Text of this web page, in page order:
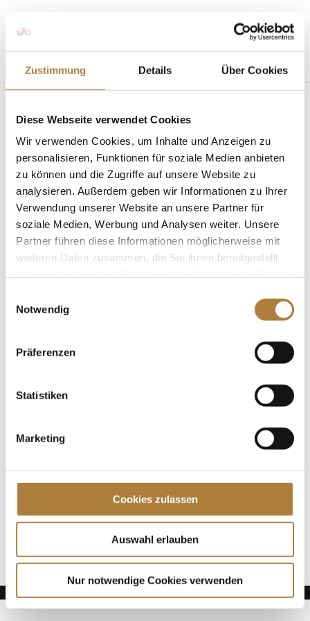
Zustimmung Details Über Cookies
Diese Webseite verwendet Cookies
Wir verwenden Cookies, um Inhalte und Anzeigen zu
personalisieren, Funktionen für soziale Medien anbieten
zu können und die Zugriffe auf unsere Website zu
analysieren. Außerdem geben wir Informationen zu Ihrer
Verwendung unserer Website an unsere Partner für
soziale Medien, Werbung und Analysen weiter. Unsere
Partner führen diese Informationen möglicherweise mit
weiteren Daten zusammen, die Sie ihnen bereitgestellt
Notwendig
Präferenzen
Statistiken
Marketing
Cookies zulassen
Auswahl erlauben
Nur notwendige Cookies verwenden
Seite wählen
Talentpool: Bianca Nowag und Sir Hohenstein
gewinnen Piaff-Förderpreis-Finale
von fn press |18. November 2019 News
Talentpool für Förderpatenschaften
Talentpoolathletin dominiert hochkarätig besetzte
Prüfung der U25-Dressurreiter Stuttgart. Bianca
Dressurserie Piaff-Förderpreis gewonnen. Im
Spenden
Aktuelle News
Weltmeister
100. Geburtstag von HGW: Warendorf erinnert an
eine Legende des Pferdesports
Goldenes Reitabzeichen für Carolina Miesner